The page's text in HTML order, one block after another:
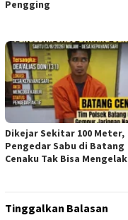
Pengging
Dikejar Sekitar 100 Meter,
Pengedar Sabu di Batang
Cenaku Tak Bisa Mengelak
Tinggalkan Balasan